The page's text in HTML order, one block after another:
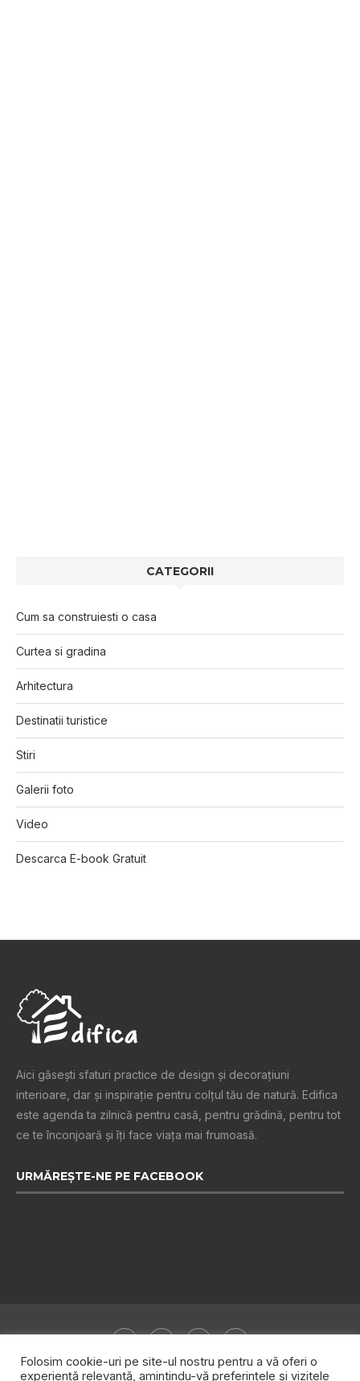
CATEGORII
Cum sa construiesti o casa
Curtea si gradina
Arhitectura
Destinatii turistice
Stiri
Galerii foto
Video
Descarca E-book Gratuit
Aici găsești sfaturi practice de design şi decoraţiuni
interioare, dar și inspiraţie pentru colţul tău de natură. Edifica
este agenda ta zilnică pentru casă, pentru grădină, pentru tot
ce te înconjoară şi îţi face viaţa mai frumoasă.
URMĂREȘTE-NE PE FACEBOOK
Folosim cookie-uri pe site-ul nostru pentru a vă oferi o
experiență relevantă, amintindu-vă preferințele și vizitele